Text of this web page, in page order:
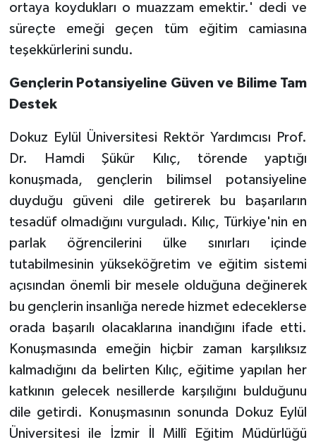
ortaya koydukları o muazzam emektir.' dedi ve
süreçte emeği geçen tüm eğitim camiasına
teşekkürlerini sundu.
Gençlerin Potansiyeline Güven ve Bilime Tam
Destek
Dokuz Eylül Üniversitesi Rektör Yardımcısı Prof.
Dr. Hamdi Şükür Kılıç, törende yaptığı
konuşmada, gençlerin bilimsel potansiyeline
duyduğu güveni dile getirerek bu başarıların
tesadüf olmadığını vurguladı. Kılıç, Türkiye'nin en
parlak öğrencilerini ülke sınırları içinde
tutabilmesinin yükseköğretim ve eğitim sistemi
açısından önemli bir mesele olduğuna değinerek
bu gençlerin insanlığa nerede hizmet edeceklerse
orada başarılı olacaklarına inandığını ifade etti.
Konuşmasında emeğin hiçbir zaman karşılıksız
kalmadığını da belirten Kılıç, eğitime yapılan her
katkının gelecek nesillerde karşılığını bulduğunu
dile getirdi. Konuşmasının sonunda Dokuz Eylül
Üniversitesi ile İzmir İl Millî Eğitim Müdürlüğü